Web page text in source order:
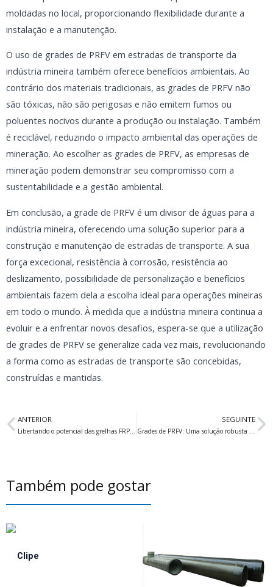
moldadas no local, proporcionando flexibilidade durante a
instalação e a manutenção.
O uso de grades de PRFV em estradas de transporte da
indústria mineira também oferece benefícios ambientais. Ao
contrário dos materiais tradicionais, as grades de PRFV não
são tóxicas, não são perigosas e não emitem fumos ou
poluentes nocivos durante a produção ou instalação. Também
é reciclável, reduzindo o impacto ambiental das operações de
mineração. Ao escolher as grades de PRFV, as empresas de
mineração podem demonstrar seu compromisso com a
sustentabilidade e a gestão ambiental.
Em conclusão, a grade de PRFV é um divisor de águas para a
indústria mineira, oferecendo uma solução superior para a
construção e manutenção de estradas de transporte. A sua
força excecional, resistência à corrosão, resistência ao
deslizamento, possibilidade de personalização e benefícios
ambientais fazem dela a escolha ideal para operações mineiras
em todo o mundo. À medida que a indústria mineira continua a
evoluir e a enfrentar novos desafios, espera-se que a utilização
de grades de PRFV se generalize cada vez mais, revolucionando
a forma como as estradas de transporte são concebidas,
construídas e mantidas.
Anterior
ANTERIOR
Libertando o potencial das grelhas FRP em transportadores de fábricas de cimento
SEGUINTE
Grades de PRFV: Uma solução robusta para transportadores de fábricas de cimento
Também pode gostar
Clipe